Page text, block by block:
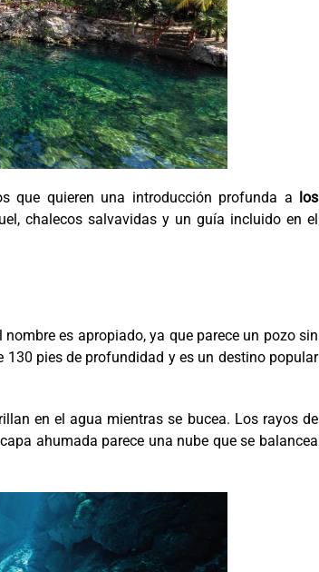
que quieren una introducción profunda a los
chalecos salvavidas y un guía incluido en el
nombre es apropiado, ya que parece un pozo sin
pies de profundidad y es un destino popular
en el agua mientras se bucea. Los rayos de
ahumada parece una nube que se balancea